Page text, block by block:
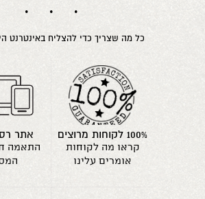
כל מה שצריך כדי להצליח באינטרנט
100% לקוחות מרוצים
קראו מה לקוחות
אומרים עלינו
אתר
התאמה